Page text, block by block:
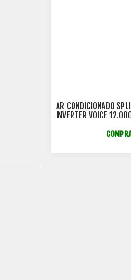
AR CONDICIONADO
INVERTER VOICE